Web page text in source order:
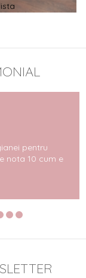
pentru
nota 10 cum e